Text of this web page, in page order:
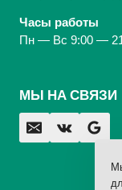
Часы работы
Пн — Вс 9:00 —
МЫ НА СВЯЗИ